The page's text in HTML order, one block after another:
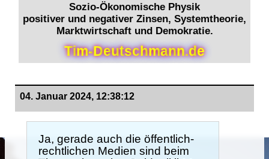
Sozio-Ökonomische Physik
positiver und negativer Zinsen, Systemtheorie,
Marktwirtschaft und Demokratie.
Tim-Deutschmann.de
04. Januar 2024, 12:38:12
Ja, gerade auch die öffentlich-
rechtlichen Medien sind beim